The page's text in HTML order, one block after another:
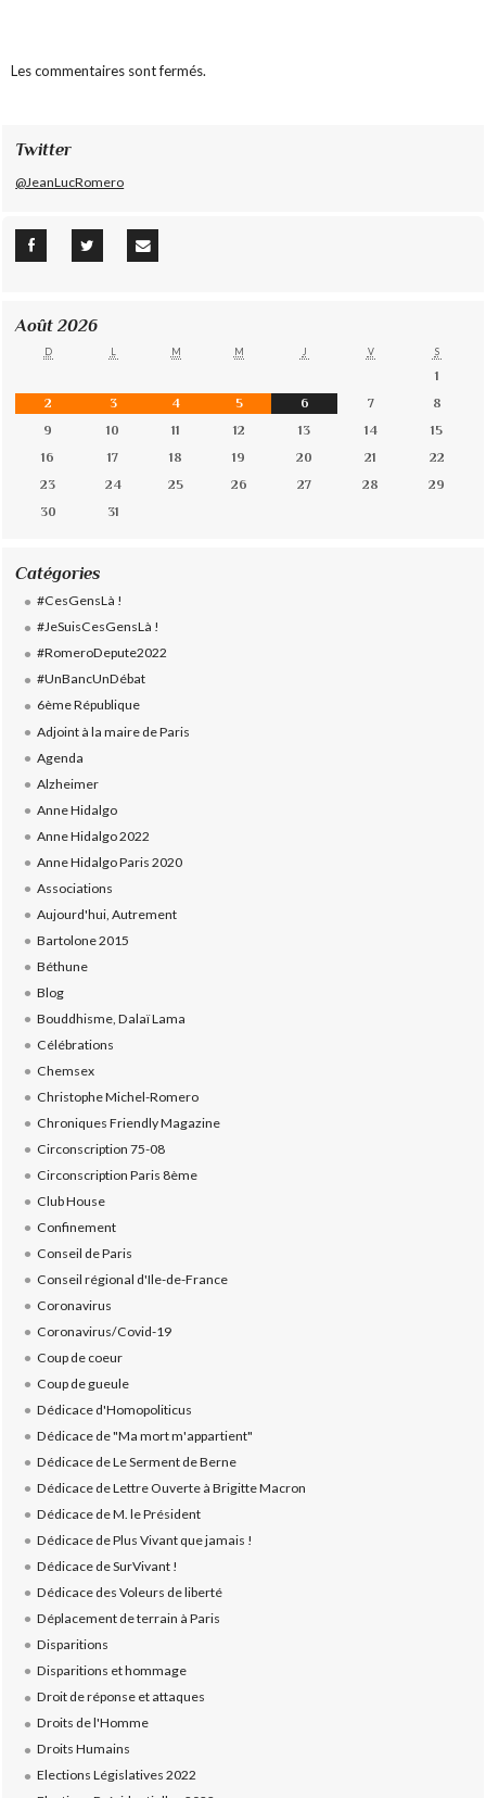
Les commentaires sont fermés.
Twitter
@JeanLucRomero
Août 2026
D L M M J V S
1
2
3 4 5 6 7
8
9
10 11 12 13 14
15
16
17 18 19 20 21
22
23
24 25 26 27 28
29
30
31
Catégories
#CesGensLà !
#JeSuisCesGensLà !
#RomeroDepute2022
#UnBancUnDébat
6ème République
Adjoint à la maire de Paris
Agenda
Alzheimer
Anne Hidalgo
Anne Hidalgo 2022
Anne Hidalgo Paris 2020
Associations
Aujourd'hui, Autrement
Bartolone 2015
Béthune
Blog
Bouddhisme, Dalaï Lama
Célébrations
Chemsex
Christophe Michel-Romero
Chroniques Friendly Magazine
Circonscription 75-08
Circonscription Paris 8ème
Club House
Confinement
Conseil de Paris
Conseil régional d'Ile-de-France
Coronavirus
Coronavirus/Covid-19
Coup de coeur
Coup de gueule
Dédicace d'Homopoliticus
Dédicace de "Ma mort m'appartient"
Dédicace de Le Serment de Berne
Dédicace de Lettre Ouverte à Brigitte Macron
Dédicace de M. le Président
Dédicace de Plus Vivant que jamais !
Dédicace de SurVivant !
Dédicace des Voleurs de liberté
Déplacement de terrain à Paris
Disparitions
Disparitions et hommage
Droit de réponse et attaques
Droits de l'Homme
Droits Humains
Elections Législatives 2022